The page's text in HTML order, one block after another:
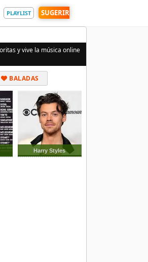
PLAYLIST SUGERIR
y vive la música online
BALADAS
Harry Styles